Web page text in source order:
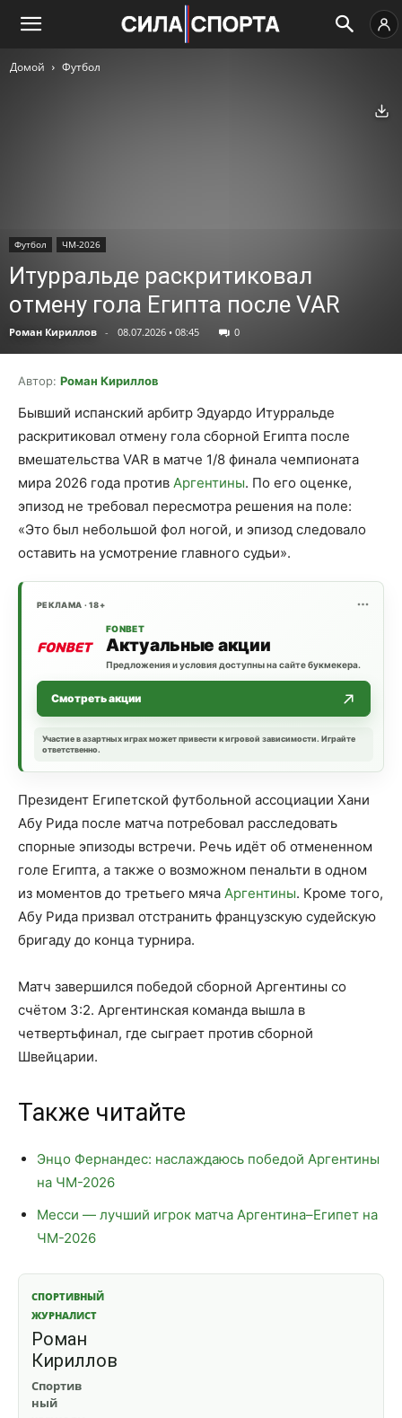
Домой Футбол
Футбол ЧМ-2026
Итурральде раскритиковал
отмену гола Египта после VAR
Роман Кириллов - 08.07.2026 • 08:45 0
Автор: Роман Кириллов
Бывший испанский арбитр Эдуардо Итурральде
раскритиковал отмену гола сборной Египта после
вмешательства VAR в матче 1/8 финала чемпионата
мира 2026 года против Аргентины. По его оценке,
эпизод не требовал пересмотра решения на поле:
«Это был небольшой фол ногой, и эпизод следовало
оставить на усмотрение главного судьи».
РЕКЛАМА · 18+
FONBET
Актуальные акции
Предложения и условия доступны на сайте букмекера.
Смотреть акции
Участие в азартных играх может привести к игровой зависимости. Играйте
ответственно.
Президент Египетской футбольной ассоциации Хани
Абу Рида после матча потребовал расследовать
спорные эпизоды встречи. Речь идёт об отмененном
голе Египта, а также о возможном пенальти в одном
из моментов до третьего мяча Аргентины. Кроме того,
Абу Рида призвал отстранить французскую судейскую
бригаду до конца турнира.
Матч завершился победой сборной Аргентины со
счётом 3:2. Аргентинская команда вышла в
четвертьфинал, где сыграет против сборной
Швейцарии.
Также читайте
Энцо Фернандес: наслаждаюсь победой Аргентины
на ЧМ-2026
Месси — лучший игрок матча Аргентина–Египет на
ЧМ-2026
СПОРТИВНЫЙ
ЖУРНАЛИСТ
Роман
Кириллов
Спортив
ный